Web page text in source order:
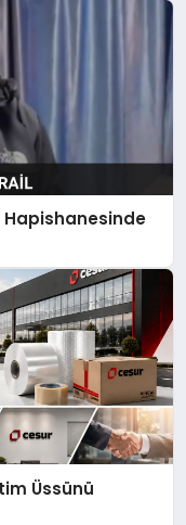
Hapishanesinde
Üssünü